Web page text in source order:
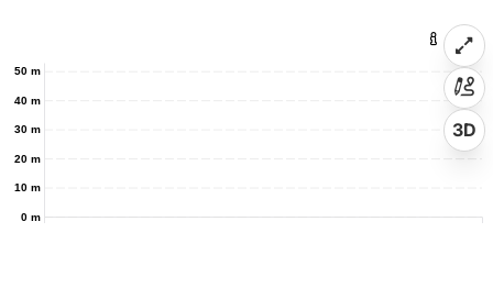
0 m
10 m
20 m
30 m
40 m
50 m
3D